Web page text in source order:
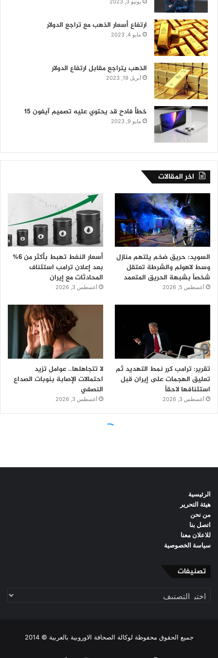
الرئيسية
هيئة التحرير
من نحن
اتصل بنا
للاعلان معنا
سياسة الخصوصية
تصنيفات
تصنيفات
جميع الحقوق محفوظة لوكالة الصحافة الاوروبية بالعربية © 2014